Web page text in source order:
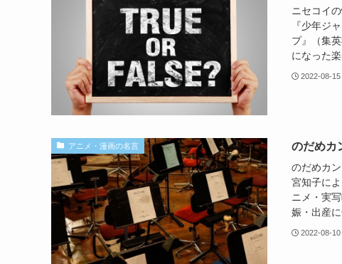
ニセコイ
『少年ジ
プ』（集
になった
2022-08-15
アニメ・漫画の名言 のだめカ
のだめカ
宮知子に
ニメ・実
娠・出産に
2022-08-10